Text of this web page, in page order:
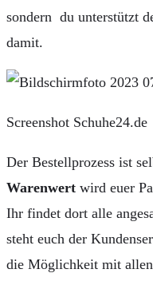
sondern du unterstützt
damit.
Screenshot Schuhe24.de
Der Bestellprozess ist
Warenwert wird euer
Ihr findet dort alle
steht euch der
die Möglichkeit mit